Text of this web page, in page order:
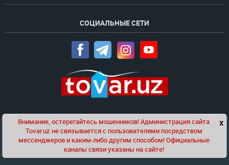
СОЦИАЛЬНЫЕ СЕТИ
Проект компанииGolden Pages
© 2020-2026 tovar.uz | Все права защищены
Чат x
Внимание, остерегайтесь мошенников! Администрация сайта
Tovar.uz не связывается с пользователями посредством
мессенджеров и каким-либо другим способом! Официальные
каналы связи указаны на сайте!